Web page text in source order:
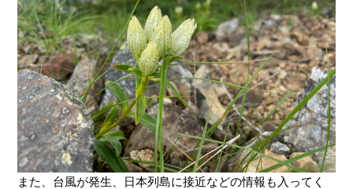
また、台風が発生、日本列島に接近などの情報も入ってく